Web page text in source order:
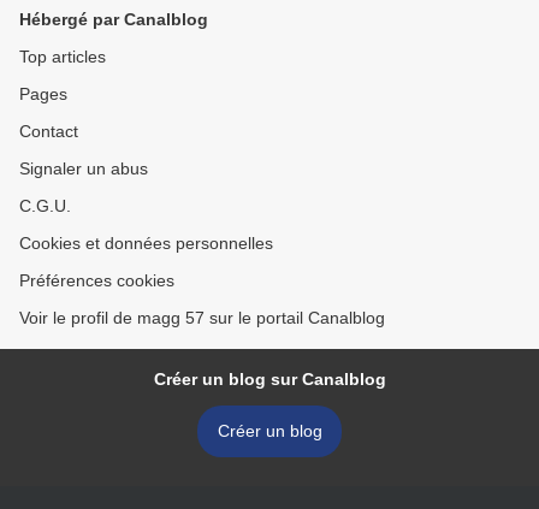
Hébergé par Canalblog
Top articles
Pages
Contact
Signaler un abus
C.G.U.
Cookies et données personnelles
Préférences cookies
Voir le profil de magg 57 sur le portail Canalblog
Créer un blog sur Canalblog
Créer un blog